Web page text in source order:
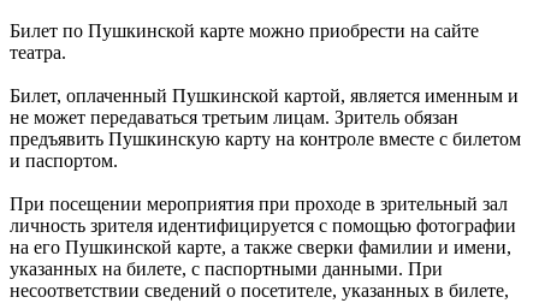
Билет по Пушкинской карте можно приобрести на сайте
театра.
Билет, оплаченный Пушкинской картой, является именным и
не может передаваться третьим лицам. Зритель обязан
предъявить Пушкинскую карту на контроле вместе с билетом
и паспортом.
При посещении мероприятия при проходе в зрительный зал
личность зрителя идентифицируется с помощью фотографии
на его Пушкинской карте, а также сверки фамилии и имени,
указанных на билете, с паспортными данными. При
несоответствии сведений о посетителе, указанных в билете,